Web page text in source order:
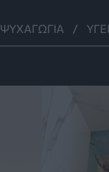
ΨΥΧΑΓΩΓΊΑ